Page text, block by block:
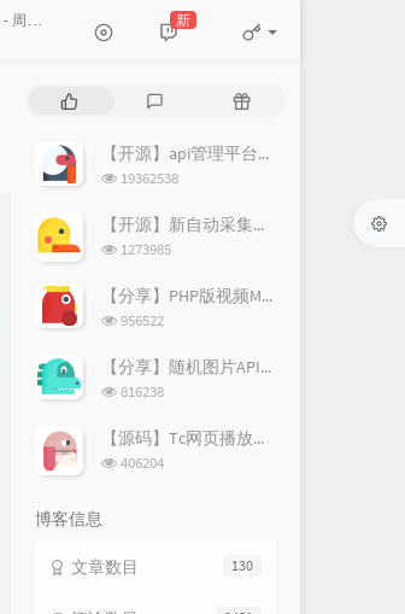
- 周华健
郁可唯
方雅贤
新
评
论
随
文【开源】api管理平台源码v1.2
浏
次
数:
19362538
【开源】新自动采集影视CMS程序开源
浏
次
数:
1273985
【分享】PHP版视频M3U8切片上传阿里图床源码
浏
次
数:
956522
【分享】随机图片API源码（附新图片数据）
浏
次
数:
816238
【源码】Tc网页播放器个人增强版
浏
406204
博客信息
130
文章数目